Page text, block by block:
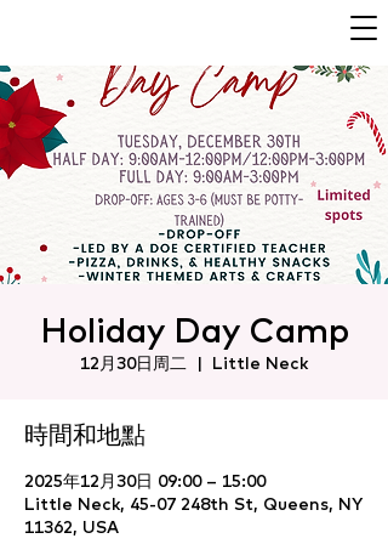
Holiday Day Camp
12月30日周二
  |
Little Neck
時間和地點
2025年12月30日 09:00 – 15:00
Little Neck, 45-07 248th St, Queens, NY
11362, USA